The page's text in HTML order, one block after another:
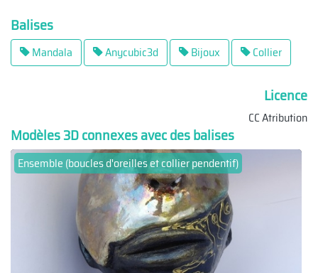
Balises
Mandala Anycubic3d Bijoux Collier
Licence
CC Atribution
Modèles 3D connexes avec des balises
Ensemble (boucles d'oreilles et collier pendentif)